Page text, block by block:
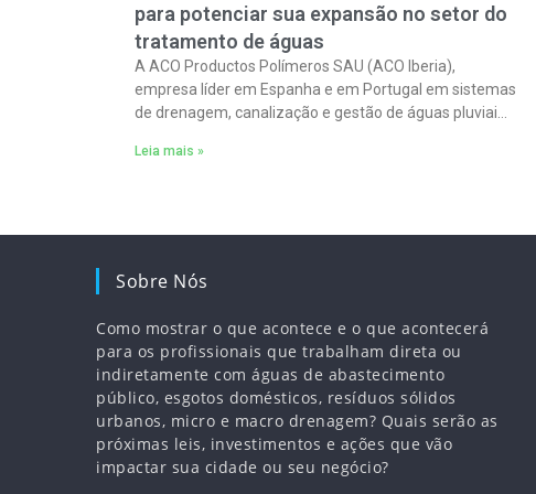
para potenciar sua expansão no setor do
tratamento de águas
A ACO Productos Polímeros SAU (ACO Iberia),
empresa líder em Espanha e em Portugal em sistemas
de drenagem, canalização e gestão de águas pluviais,
Leia mais »
Sobre Nós
Como mostrar o que acontece e o que acontecerá
para os profissionais que trabalham direta ou
indiretamente com águas de abastecimento
público, esgotos domésticos, resíduos sólidos
urbanos, micro e macro drenagem? Quais serão as
próximas leis, investimentos e ações que vão
impactar sua cidade ou seu negócio?